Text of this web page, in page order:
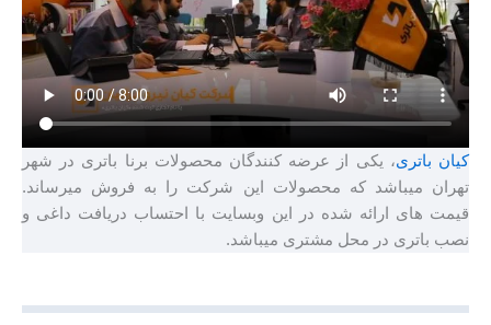
کیان باتری، یکی از عرضه کنندگان محصولات برنا باتری در شهر
تهران میباشد که محصولات این شرکت را به فروش میرساند.
قیمت های ارائه شده در این وبسایت با احتساب دریافت داغی و
نصب باتری در محل مشتری میباشد.